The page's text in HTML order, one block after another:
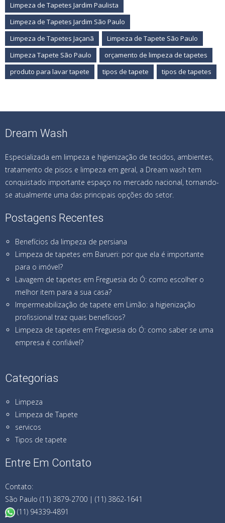
Limpeza de Tapetes Jardim Paulista
Limpeza de Tapetes Jardim São Paulo
Limpeza de Tapetes Jaçanã
Limpeza de Tapete São Paulo
Limpeza Tapete São Paulo
orçamento de limpeza de tapetes
produto para lavar tapete
tipos de tapete tipos de tapetes
Dream Wash
Especializada em limpeza e higienização de tecidos, ambientes,
tratamento de pisos e limpeza em geral, a Dream wash tem
conquistado importante espaço no mercado nacional, tornando-
se atualmente uma das principais opções do setor.
Postagens Recentes
Benefícios da limpeza de persiana
Limpeza de tapetes em Barueri: por que ela é importante
para o imóvel?
Lavagem de tapetes em Freguesia do Ó: como escolher o
melhor item para a sua casa?
Impermeabilização de tapete em Limão: a higienização
profissional traz quais benefícios?
Limpeza de tapetes em Freguesia do Ó: como saber se uma
empresa é confiável?
Categorias
Limpeza
Limpeza de Tapete
servicos
Tipos de tapete
Entre Em Contato
Contato:
São Paulo (11) 3879-2700 | (11) 3862-1641
(11) 94339-4891